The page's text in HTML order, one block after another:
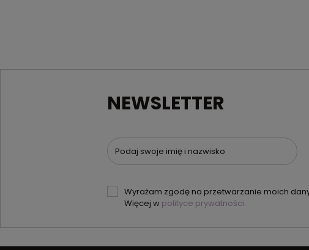
NEWSLETTER
Podaj swoje imię i nazwisko
Wyrażam zgodę na przetwarzanie moich
Więcej w polityce prywatności.